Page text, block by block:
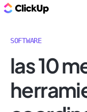
SOFTWARE
las 10